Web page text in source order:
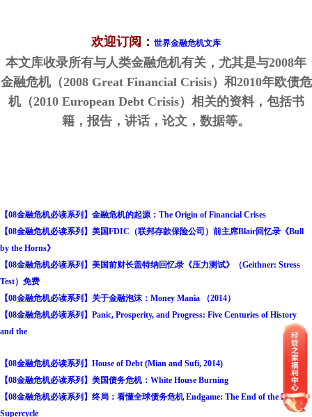
欢迎订阅： 世界金融危机文库
本文库收录所有与人类金融危机有关，尤其是与2008年
金融危机（2008 Great Financial Crisis）和2010年欧债危
机（2010 European Debt Crisis）相关的资料，包括书
籍，报告，讲话，论文，数据等。
【08金融危机必读系列】金融危机的起源：The Origin of Financial Crises
【08金融危机必读系列】美国FDIC（联邦存款保险公司）前主席Blair回忆录《Bull
by the Horns》
【08金融危机必读系列】美国前财长盖特纳回忆录《压力测试》（Geithner: Stress
Test）免费
【08金融危机必读系列】关于金融泡沫：Money Mania （2014）
【08金融危机必读系列】Panic, Prosperity, and Progress: Five Centuries of History
and the
【08金融危机必读系列】House of Debt (Mian and Sufi, 2014)
【08金融危机必读系列】美国债务危机：White House Burning
【08金融危机必读系列】终局：看懂全球债务危机 Endgame: The End of the Debt
Supercycle